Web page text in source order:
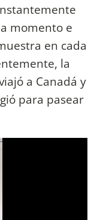
momento e
en cada
la
a Canadá y
para pasear